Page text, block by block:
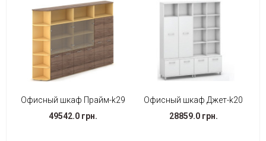
Офисный шкаф Прайм-k29
49542.0 грн.
Офисный шкаф Джет-k20
28859.0 грн.